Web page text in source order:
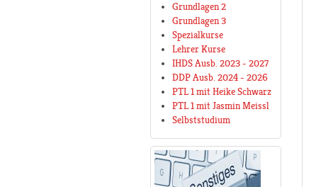
Grundlagen 2
Grundlagen 3
Spezialkurse
Lehrer Kurse
IHDS Ausb. 2023 - 2027
DDP Ausb. 2024 - 2026
PTL 1 mit Heike Schwarz
PTL 1 mit Jasmin Meissl
Selbststudium